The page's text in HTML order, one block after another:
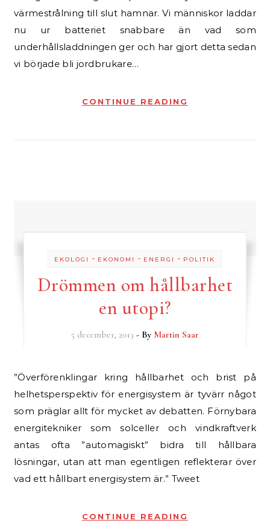
värmestrålning till slut hamnar. Vi människor laddar
nu ur batteriet snabbare än vad som
underhållsladdningen ger och har gjort detta sedan
vi började bli jordbrukare…
CONTINUE READING
EKOLOGI - EKONOMI - ENERGI - POLITIK
Drömmen om hållbarhet
en utopi?
5 december, 2013 - By Martin Saar
”Överförenklingar kring hållbarhet och brist på
helhetsperspektiv för energisystem är tyvärr något
som präglar allt för mycket av debatten. Förnybara
energitekniker som solceller och vindkraftverk
antas ofta ”automagiskt” bidra till hållbara
lösningar, utan att man egentligen reflekterar över
vad ett hållbart energisystem är.” Tweet
CONTINUE READING